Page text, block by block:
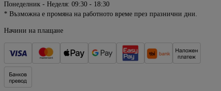
Понеделник - Неделя: 09:30 - 18:30
* Възможна е промяна на работното време през празнични дни.
Начини на плащане